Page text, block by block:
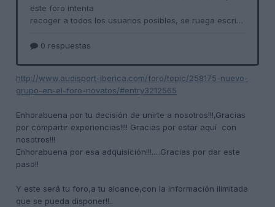
http://www.audisport-iberica.com/foro/topic/258175-nuevo-
grupo-en-el-foro-novatos/#entry3212565
Enhorabuena por tu decisión de unirte a nosotros!!!,Gracias
por compartir experiencias!!!! Gracias por estar aquí con
nosotros!!!
Enhorabuena por esa adquisición!!!.....Gracias por dar este
paso!!
Y este será tu foro,a tu alcance,con la información ilimitada
que se pueda disponer!!..